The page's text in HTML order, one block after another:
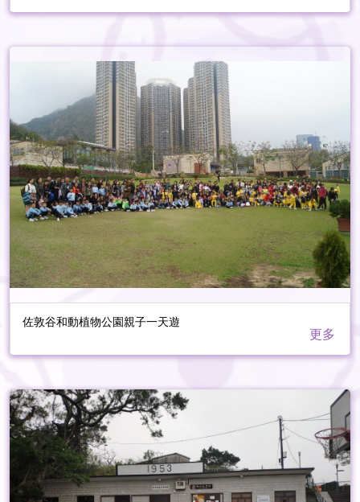
佐敦谷和動植物公園親子一天遊
更多